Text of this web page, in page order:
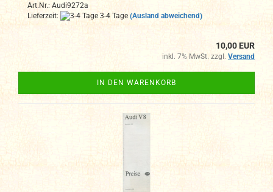
Art.Nr.: Audi9272a
Lieferzeit:
3-4 Tage (Ausland abweichend)
10,00 EUR
inkl. 7% MwSt. zzgl. Versand
IN DEN WARENKORB